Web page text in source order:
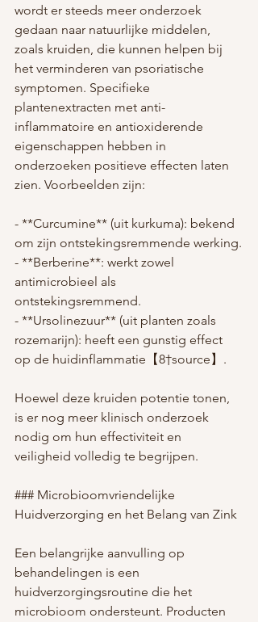
wordt er steeds meer onderzoek
gedaan naar natuurlijke middelen,
zoals kruiden, die kunnen helpen bij
het verminderen van psoriatische
symptomen. Specifieke
plantenextracten met anti-
inflammatoire en antioxiderende
eigenschappen hebben in
onderzoeken positieve effecten laten
zien. Voorbeelden zijn:
- **Curcumine** (uit kurkuma): bekend
om zijn ontstekingsremmende werking.
- **Berberine**: werkt zowel
antimicrobieel als
ontstekingsremmend.
- **Ursolinezuur** (uit planten zoals
rozemarijn): heeft een gunstig effect
op de huidinflammatie【8†source】.
Hoewel deze kruiden potentie tonen,
is er nog meer klinisch onderzoek
nodig om hun effectiviteit en
veiligheid volledig te begrijpen.
### Microbioomvriendelijke
Huidverzorging en het Belang van Zink
Een belangrijke aanvulling op
behandelingen is een
huidverzorgingsroutine die het
microbioom ondersteunt. Producten